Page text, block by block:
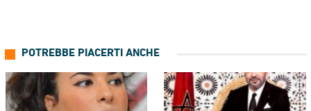
POTREBBE PIACERTI ANCHE